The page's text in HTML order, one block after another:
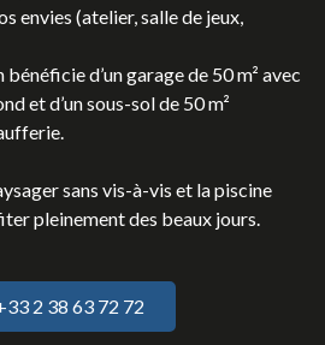
envies (atelier, salle de jeux,
d’un garage de 50 m² avec
et d’un sous-sol de 50 m²
sans vis-à-vis et la piscine
pleinement des beaux jours.
2 38 63 72 72